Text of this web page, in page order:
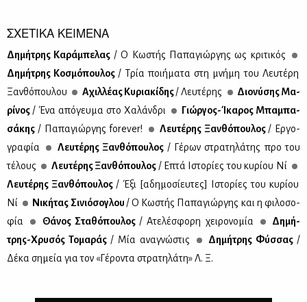
ΣΧΕΤΙΚΑ ΚΕΙΜΕΝΑ
Δη­μή­τρης Κα­ρά­μπε­λας / Ο Κω­στής Πα­πα­γιώρ­γης ως κρι­τι­κός
Δη­μή­τρης Κο­σμό­που­λος / Τρία ποι­ή­μα­τα στη μνή­μη του Λευ­τέ­ρη
Ξαν­θό­που­λου
Αχιλ­λέ­ας Κυ­ρια­κί­δης/ Λευ­τέ­ρης
Διο­νύ­σης Μα­
ρί­νος / Ένα από­γευ­μα στο Χα­λάν­δρι
Γιώρ­γος-Ίκα­ρος Μπα­μπα­
σά­κης / Πα­πα­γιώρ­γης forever! Λευ­τέ­ρης Ξαν­θό­που­λος / Ερ­γο­
γρα­φία
Λευ­τέ­ρης Ξαν­θό­που­λος / Γέ­ρων στρα­τη­λά­της προ του
τέ­λους
Λευ­τέ­ρης Ξαν­θό­που­λος / Επτά Ιστο­ρί­ες του κυ­ρί­ου Νί
Λευ­τέ­ρης Ξαν­θό­που­λος / Έξι [αδη­μο­σί­ευ­τες] Ιστο­ρί­ες του κυ­ρί­ου
Νί
Νι­κή­τας Σι­νιό­σο­γλου / Ο Κω­στής Πα­πα­γιώρ­γης και η φι­λο­σο­
φία
Θά­νος Στα­θό­που­λος / Ατε­λέ­σφο­ρη χει­ρο­νο­μία
Δη­μή­
τρης-Χρυ­σός Το­μα­ράς / Μία ανα­γνώ­στις Δη­μή­τρης Φύσ­σας /
Δέ­κα ση­μεία για τον «Γέ­ρο­ντα στρα­τη­λά­τη» Λ. Ξ.